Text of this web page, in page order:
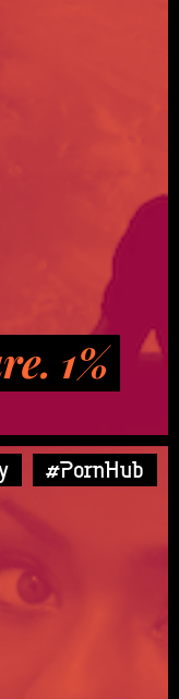
1%
#PornHub